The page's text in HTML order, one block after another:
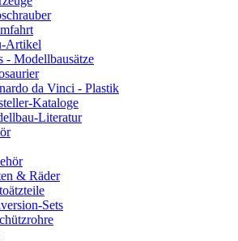
Artikel
- Modellbausätze
da Vinci - Plastik
Kataloge
Literatur
& Räder
Sets